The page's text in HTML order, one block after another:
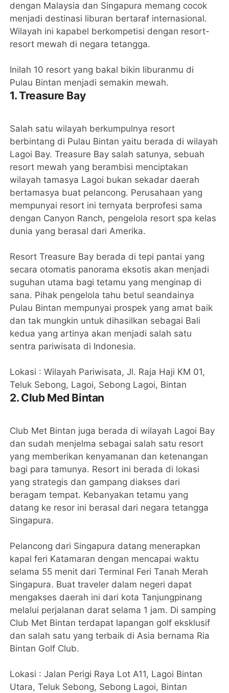
dengan Malaysia dan Singapura memang cocok
menjadi destinasi liburan bertaraf internasional.
Wilayah ini kapabel berkompetisi dengan resort-
resort mewah di negara tetangga.
Inilah 10 resort yang bakal bikin liburanmu di
Pulau Bintan menjadi semakin mewah.
1. Treasure Bay
Salah satu wilayah berkumpulnya resort
berbintang di Pulau Bintan yaitu berada di wilayah
Lagoi Bay. Treasure Bay salah satunya, sebuah
resort mewah yang berambisi menciptakan
wilayah tamasya Lagoi bukan sekadar daerah
bertamasya buat pelancong. Perusahaan yang
mempunyai resort ini ternyata berprofesi sama
dengan Canyon Ranch, pengelola resort spa kelas
dunia yang berasal dari Amerika.
Resort Treasure Bay berada di tepi pantai yang
secara otomatis panorama eksotis akan menjadi
suguhan utama bagi tetamu yang menginap di
sana. Pihak pengelola tahu betul seandainya
Pulau Bintan mempunyai prospek yang amat baik
dan tak mungkin untuk dihasilkan sebagai Bali
kedua yang artinya akan menjadi salah satu
sentra pariwisata di Indonesia.
Lokasi : Wilayah Pariwisata, Jl. Raja Haji KM 01,
Teluk Sebong, Lagoi, Sebong Lagoi, Bintan
2. Club Med Bintan
Club Met Bintan juga berada di wilayah Lagoi Bay
dan sudah menjelma sebagai salah satu resort
yang memberikan kenyamanan dan ketenangan
bagi para tamunya. Resort ini berada di lokasi
yang strategis dan gampang diakses dari
beragam tempat. Kebanyakan tetamu yang
datang ke resor ini berasal dari negara tetangga
Singapura.
Pelancong dari Singapura datang menerapkan
kapal feri Katamaran dengan mencapai waktu
selama 55 menit dari Terminal Feri Tanah Merah
Singapura. Buat traveler dalam negeri dapat
mengakses daerah ini dari kota Tanjungpinang
melalui perjalanan darat selama 1 jam. Di samping
Club Met Bintan terdapat lapangan golf eksklusif
dan salah satu yang terbaik di Asia bernama Ria
Bintan Golf Club.
Lokasi : Jalan Perigi Raya Lot A11, Lagoi Bintan
Utara, Teluk Sebong, Sebong Lagoi, Bintan